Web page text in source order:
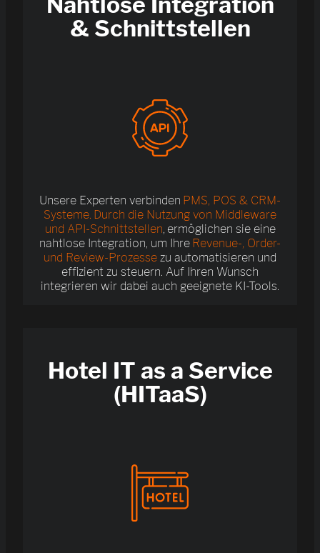
& Schnittstellen
Unsere Experten verbinden PMS, POS & CRM-
Systeme. Durch die Nutzung von Middleware
und API-Schnittstellen, ermöglichen sie eine
nahtlose Integration, um Ihre Revenue-, Order-
und Review-Prozesse zu automatisieren und
effizient zu steuern. Auf Ihren Wunsch
integrieren wir dabei auch geeignete KI-Tools.
Hotel IT as a Service
(HITaaS)